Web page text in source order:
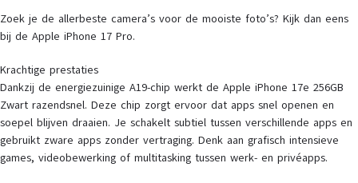
Zoek je de allerbeste camera’s voor de mooiste foto’s? Kijk dan eens
bij de Apple iPhone 17 Pro.
Krachtige prestaties
Dankzij de energiezuinige A19-chip werkt de Apple iPhone 17e 256GB
Zwart razendsnel. Deze chip zorgt ervoor dat apps snel openen en
soepel blijven draaien. Je schakelt subtiel tussen verschillende apps en
gebruikt zware apps zonder vertraging. Denk aan grafisch intensieve
games, videobewerking of multitasking tussen werk- en privéapps.